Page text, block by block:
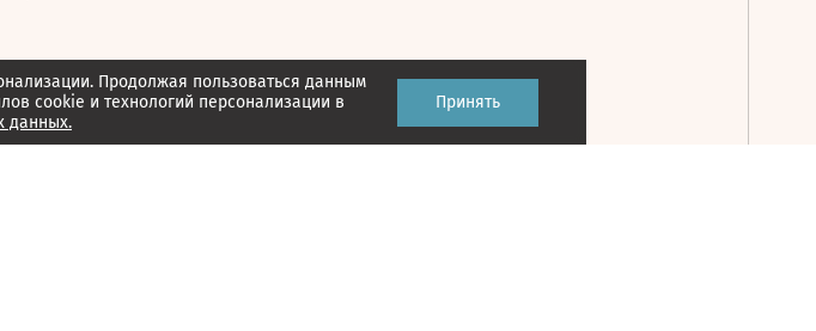
Продолжая пользоваться данным
cookie и технологий персонализации в
данных.
Принять